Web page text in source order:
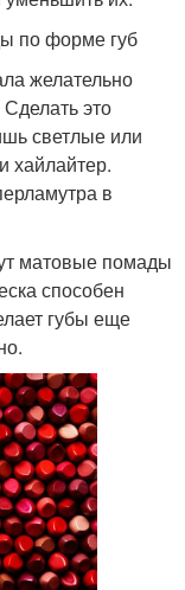
по форме губ
желательно
это
светлые или
хайлайтер.
в
матовые помады
способен
губы еще